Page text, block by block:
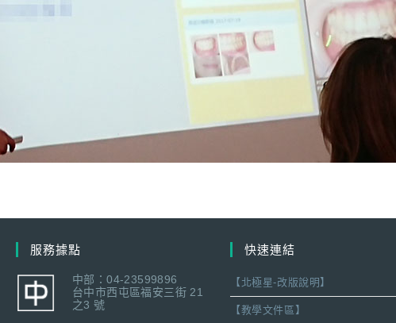
服務據點
中部：04-23599896
台中市西屯區福安三街 21
之3 號
快速連結
【北極星-改版說明】
【教學文件區】